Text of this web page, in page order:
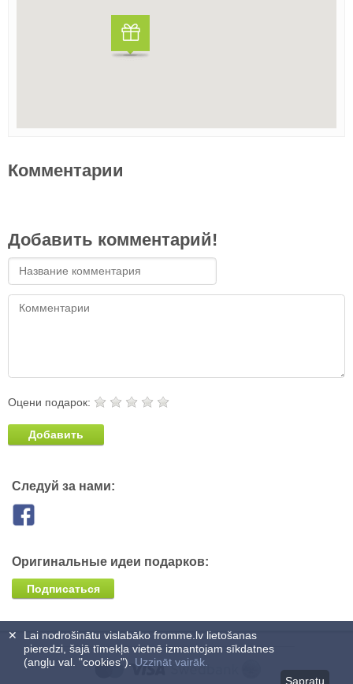
Комментарии
Добавить комментарий!
Оцени подарок:
Добавить
Следуй за нами:
Оригинальные идеи подарков:
Подписаться
Lai nodrošinātu vislabāko fromme.lv lietošanas
pieredzi, šajā tīmekļa vietnē izmantojam sīkdatnes
(angļu val. "cookies"). Uzzināt vairāk.
Sapratu
✕